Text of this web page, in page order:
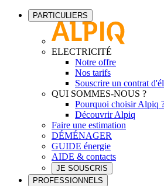
PARTICULIERS
ELECTRICITÉ
Notre offre
Nos tarifs
Souscrire un contrat
QUI SOMMES-NOUS ?
Pourquoi choisir Alpiq
Découvrir Alpiq
Faire une estimation
DÉMÉNAGER
GUIDE énergie
AIDE & contacts
JE SOUSCRIS
PROFESSIONNELS